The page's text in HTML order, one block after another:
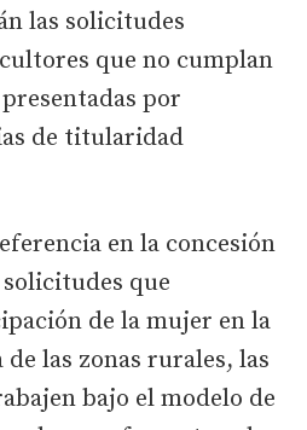
las solicitudes
que no cumplan
por
de titularidad
en la concesión
que
de la mujer en la
las zonas rurales, las
bajo el modelo de